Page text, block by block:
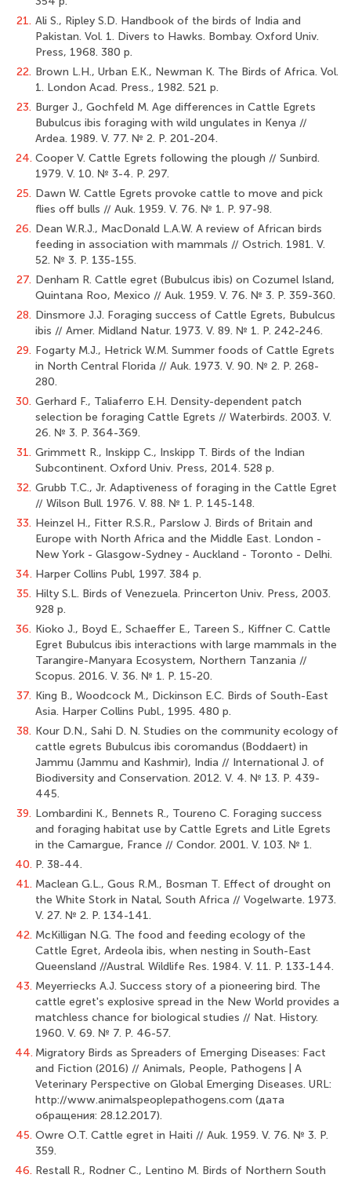
21. Ali S., Ripley S.D. Handbook of the birds of India and
Pakistan. Vol. 1. Divers to Hawks. Bombay. Oxford Univ.
Press, 1968. 380 p.
22. Brown L.H., Urban E.K., Newman K. The Birds of Africa. Vol.
1. London Acad. Press., 1982. 521 p.
23. Burger J., Gochfeld M. Age differences in Cattle Egrets
Bubulcus ibis foraging with wild ungulates in Kenya //
Ardea. 1989. V. 77. № 2. P. 201-204.
24. Cooper V. Cattle Egrets following the plough // Sunbird.
1979. V. 10. № 3-4. P. 297.
25. Dawn W. Cattle Egrets provoke cattle to move and pick
flies off bulls // Auk. 1959. V. 76. № 1. P. 97-98.
26. Dean W.R.J., MacDonald L.A.W. A review of African birds
feeding in association with mammals // Ostrich. 1981. V.
52. № 3. P. 135-155.
27. Denham R. Cattle egret (Bubulcus ibis) on Cozumel Island,
Quintana Roo, Mexico // Auk. 1959. V. 76. № 3. P. 359-360.
28. Dinsmore J.J. Foraging success of Cattle Egrets, Bubulcus
ibis // Amer. Midland Natur. 1973. V. 89. № 1. P. 242-246.
29. Fogarty M.J., Hetrick W.M. Summer foods of Cattle Egrets
in North Central Florida // Auk. 1973. V. 90. № 2. P. 268-
280.
30. Gerhard F., Taliaferro E.H. Density-dependent patch
selection be foraging Cattle Egrets // Waterbirds. 2003. V.
26. № 3. P. 364-369.
31. Grimmett R., Inskipp C., Inskipp T. Birds of the Indian
Subcontinent. Oxford Univ. Press, 2014. 528 p.
32. Grubb T.C., Jr. Adaptiveness of foraging in the Cattle Egret
// Wilson Bull. 1976. V. 88. № 1. P. 145-148.
33. Heinzel H., Fitter R.S.R., Parslow J. Birds of Britain and
Europe with North Africa and the Middle East. London -
New York - Glasgow-Sydney - Auckland - Toronto - Delhi.
34. Harper Collins Publ, 1997. 384 p.
35. Hilty S.L. Birds of Venezuela. Princerton Univ. Press, 2003.
928 p.
36. Kioko J., Boyd E., Schaeffer E., Tareen S., Kiffner C. Cattle
Egret Bubulcus ibis interactions with large mammals in the
Tarangire-Manyara Ecosystem, Northern Tanzania //
Scopus. 2016. V. 36. № 1. Р. 15-20.
37. King B., Woodcock M., Dickinson E.C. Birds of South-East
Asia. Harper Collins Publ., 1995. 480 p.
38. Kour D.N., Sahi D. N. Studies on the community ecology of
cattle egrets Bubulcus ibis coromandus (Boddaert) in
Jammu (Jammu and Kashmir), India // International J. of
Biodiversity and Conservation. 2012. V. 4. № 13. Р. 439-
445.
39. Lombardini K., Bennets R., Toureno C. Foraging success
and foraging habitat use by Cattle Egrets and Litle Egrets
in the Camargue, France // Condor. 2001. V. 103. № 1.
40. P. 38-44.
41. Maclean G.L., Gous R.M., Bosman T. Effect of drought on
the White Stork in Natal, South Africa // Vogelwarte. 1973.
V. 27. № 2. P. 134-141.
42. McKilligan N.G. The food and feeding ecology of the
Cattle Egret, Ardeola ibis, when nesting in South-East
Queensland //Austral. Wildlife Res. 1984. V. 11. P. 133-144.
43. Meyerriecks A.J. Success story of a pioneering bird. The
cattle egret's explosive spread in the New World provides a
matchless chance for biological studies // Nat. History.
1960. V. 69. № 7. P. 46-57.
44. Migratory Birds as Spreaders of Emerging Diseases: Fact
and Fiction (2016) // Animals, People, Pathogens | A
Veterinary Perspective on Global Emerging Diseases. URL:
http://www.animalspeoplepathogens.com (дата
обращения: 28.12.2017).
45. Owre O.T. Cattle egret in Haiti // Auk. 1959. V. 76. № 3. P.
359.
46. Restall R., Rodner C., Lentino M. Birds of Northern South